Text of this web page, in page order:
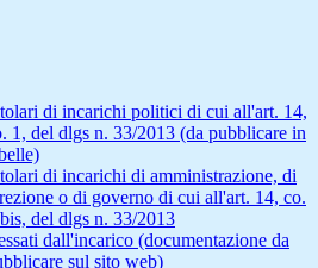
di incarichi politici di cui all'art. 14,
1, del dlgs n. 33/2013 (da pubblicare in
di incarichi di amministrazione, di
o di governo di cui all'art. 14, co.
del dlgs n. 33/2013
dall'incarico (documentazione da
sul sito web)